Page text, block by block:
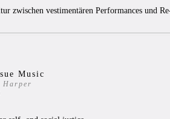
zwischen vestimentären Performances und
Music
Harper